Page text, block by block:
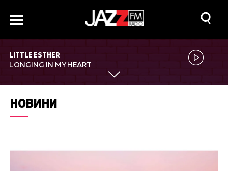
LITTLE ESTHER
LONGING IN MY HEART
НОВИНИ